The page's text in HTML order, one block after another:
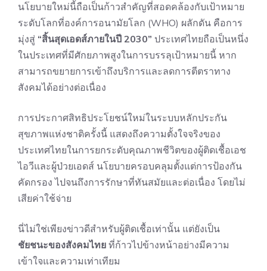
นโยบายใหม่นี้ถือเป็นก้าวสำคัญที่สอดคล้องกับเป้าหมาย
ระดับโลกที่องค์การอนามัยโลก (WHO) ผลักดัน คือการ
มุ่งสู่ “สิ้นสุดเอดส์ภายในปี 2030” ประเทศไทยถือเป็นหนึ่ง
ในประเทศที่มีศักยภาพสูงในการบรรลุเป้าหมายนี้ หาก
สามารถขยายการเข้าถึงบริการและลดการตีตราทาง
สังคมได้อย่างต่อเนื่อง
การประกาศสิทธิประโยชน์ใหม่ในระบบหลักประกัน
สุขภาพแห่งชาติครั้งนี้ แสดงถึงความตั้งใจจริงของ
ประเทศไทยในการยกระดับคุณภาพชีวิตของผู้ติดเชื้อเอช
ไอวีและผู้ป่วยเอดส์ นโยบายครอบคลุมตั้งแต่การป้องกัน
คัดกรอง ไปจนถึงการรักษาที่ทันสมัยและต่อเนื่อง โดยไม่
เสียค่าใช้จ่าย
นี่ไม่ใช่เพียงข่าวดีสำหรับผู้ติดเชื้อเท่านั้น แต่ยังเป็น
ชัยชนะของสังคมไทย ที่ก้าวไปข้างหน้าอย่างมีความ
เข้าใจและความเท่าเทียม